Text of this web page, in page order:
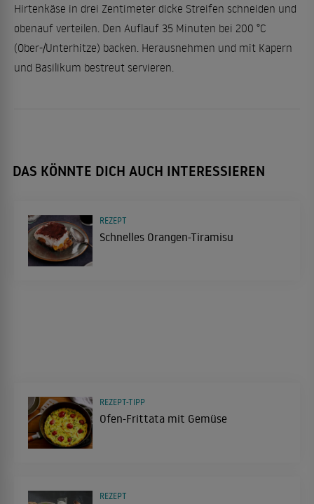
Hirtenkäse in drei Zentimeter dicke Streifen schneiden und
obenauf verteilen. Den Auflauf 35 Minuten bei 200 °C
(Ober-/Unterhitze) backen. Herausnehmen und mit Kapern
und Basilikum bestreut servieren.
DAS KÖNNTE DICH AUCH INTERESSIEREN
Schnelles Orangen-Tiramisu
REZEPT
Ofen-Frittata mit Gemüse
REZEPT-TIPP
REZEPT